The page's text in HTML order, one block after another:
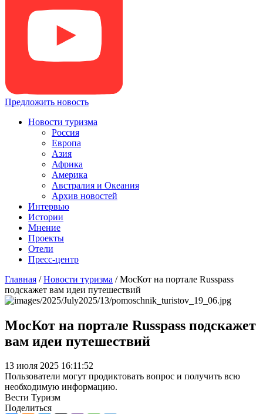
Предложить новость
Новости туризма
Россия
Европа
Азия
Африка
Америка
Австралия и Океания
Архив новостей
Интервью
Истории
Мнение
Проекты
Отели
Пресс-центр
Главная /Новости туризма /МосКот на портале Russpass
подскажет вам идеи путешествий
МосКот на портале Russpass подскажет
вам идеи путешествий
13 июля 2025 16:11:52
Пользователи могут продиктовать вопрос и получить всю
необходимую информацию.
Вести Туризм
Поделиться